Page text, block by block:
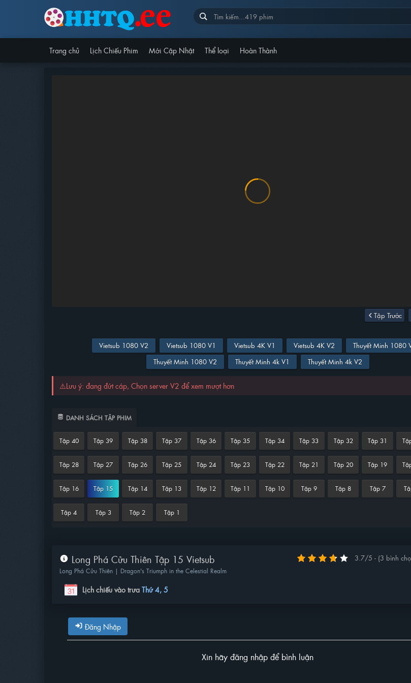
Trang chủ Lịch Chiếu Phim Mới Cập Nhật Thể loại Hoàn Thành
Tập Trước
Vietsub 1080 V2 Vietsub 1080 V1 Vietsub 4K V1 Vietsub 4K V2
Thuyết Minh 1080
Thuyết Minh 1080 V2
Thuyết Minh 4k V1 Thuyết Minh 4k V2
⚠️Lưu ý: đang đứt cáp, Chọn server V2 để xem mượt hơn
DANH SÁCH TẬP PHIM
Tập 40 Tập 39 Tập 38 Tập 37 Tập 36 Tập 35 Tập 34 Tập 33 Tập 32 Tập 31
Tập 28 Tập 27 Tập 26 Tập 25 Tập 24 Tập 23 Tập 22 Tập 21 Tập 20 Tập 19
Tập 16 Tập 15 Tập 14 Tập 13 Tập 12 Tập 11 Tập 10 Tập 9 Tập 8 Tập 7
Tập 4 Tập 3 Tập 2 Tập 1
Long Phá Cửu Thiên Tập 15 Vietsub
Long Phá Cửu Thiên | Dragon's Triumph in the Celestial Realm
Lịch chiếu vào trưa Thứ 4, 5
3.7/5 - (3 bình
Đăng Nhập
Xin hãy đăng nhập để bình luận